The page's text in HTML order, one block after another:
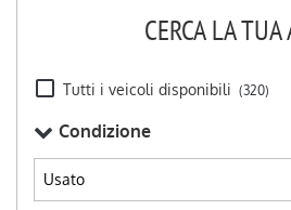
CERCA LA
Tutti i veicoli disponibili (320)
Condizione